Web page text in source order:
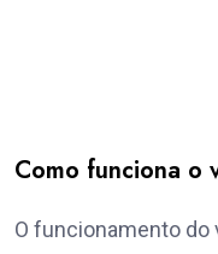
Como funciona o
O funcionamento